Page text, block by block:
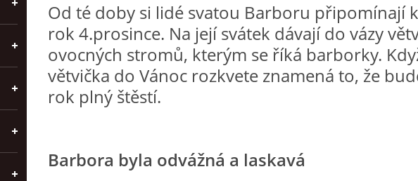
Od té doby si lidé svatou Barboru připomínají
rok 4.prosince. Na její svátek dávají do vázy
ovocných stromů, kterým se říká barborky.
větvička do Vánoc rozkvete znamená to, že
rok plný štěstí.
Barbora byla odvážná a laskavá